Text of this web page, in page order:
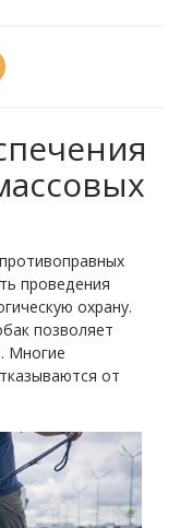
проведения
охрану.
позволяет
Многие
от